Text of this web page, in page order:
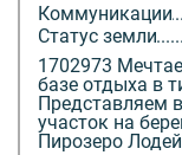
Коммуникации
Статус земли
1702973
базе отдыха в
Представляем
участок на
Пирозеро